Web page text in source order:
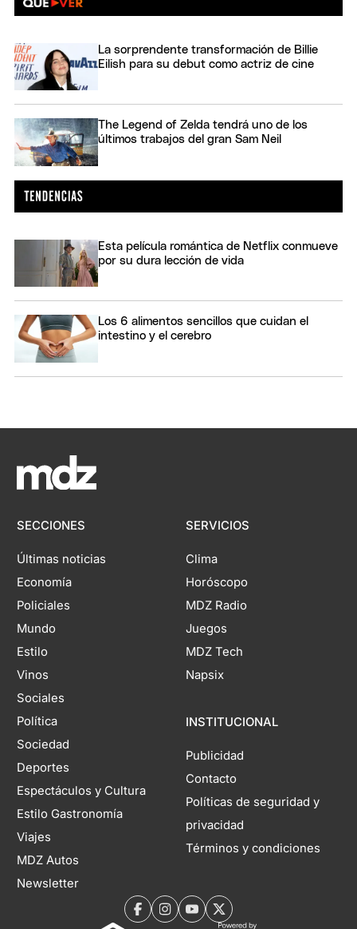
La sorprendente transformación de Billie
Eilish para su debut como actriz de cine
The Legend of Zelda tendrá uno de los
últimos trabajos del gran Sam Neil
Esta película romántica de Netflix conmueve
por su dura lección de vida
Los 6 alimentos sencillos que cuidan el
intestino y el cerebro
SECCIONES
Últimas noticias
Economía
Policiales
Mundo
Estilo
Vinos
Sociales
Política
Sociedad
Deportes
Espectáculos y Cultura
Estilo Gastronomía
Viajes
MDZ Autos
Newsletter
SERVICIOS
Clima
Horóscopo
MDZ Radio
Juegos
MDZ Tech
Napsix
INSTITUCIONAL
Publicidad
Contacto
Políticas de seguridad y
privacidad
Términos y condiciones